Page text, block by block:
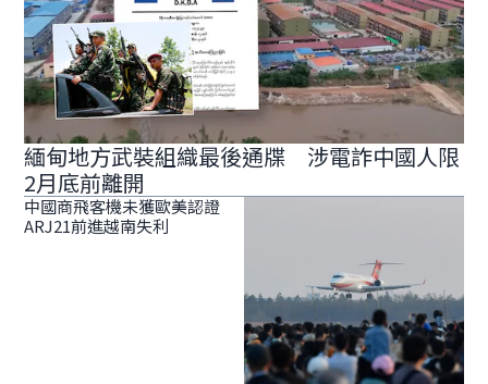
緬甸地方武裝組織最後通牒 涉電詐中國人限
2月底前離開
中國商飛客機未獲歐美認證
ARJ21前進越南失利